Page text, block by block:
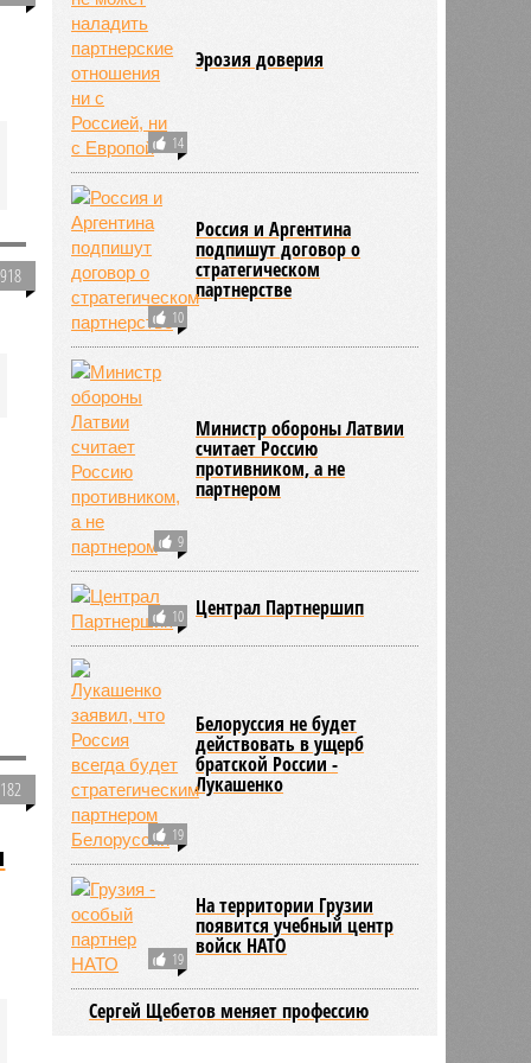
14
Эрозия доверия
10
Россия и Аргентина
подпишут договор о
стратегическом
партнерстве
9
Министр обороны Латвии
считает Россию
противником, а не
партнером
10 Централ Партнершип
19
Белоруссия не будет
действовать в ущерб
братской России -
Лукашенко
19
На территории Грузии
появится учебный центр
войск НАТО
Сергей Щебетов меняет профессию